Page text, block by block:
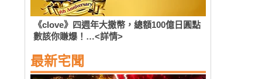
《clove》四週年大撒幣，總額100億日圓點
數該你賺爆！…<詳情>
最新宅聞